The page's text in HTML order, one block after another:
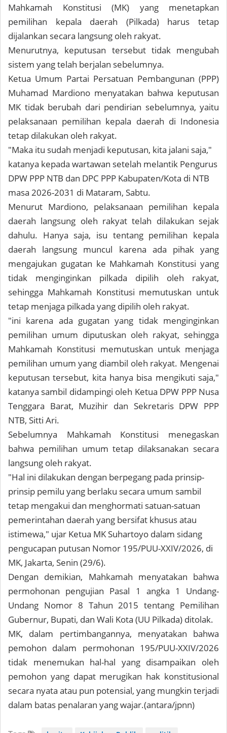
Mahkamah Konstitusi (MK) yang menetapkan
pemilihan kepala daerah (Pilkada) harus tetap
dijalankan secara langsung oleh rakyat.
Menurutnya, keputusan tersebut tidak mengubah
sistem yang telah berjalan sebelumnya.
Ketua Umum Partai Persatuan Pembangunan (PPP)
Muhamad Mardiono menyatakan bahwa keputusan
MK tidak berubah dari pendirian sebelumnya, yaitu
pelaksanaan pemilihan kepala daerah di Indonesia
tetap dilakukan oleh rakyat.
"Maka itu sudah menjadi keputusan, kita jalani saja,"
katanya kepada wartawan setelah melantik Pengurus
DPW PPP NTB dan DPC PPP Kabupaten/Kota di NTB
masa 2026-2031 di Mataram, Sabtu.
Menurut Mardiono, pelaksanaan pemilihan kepala
daerah langsung oleh rakyat telah dilakukan sejak
dahulu. Hanya saja, isu tentang pemilihan kepala
daerah langsung muncul karena ada pihak yang
mengajukan gugatan ke Mahkamah Konstitusi yang
tidak menginginkan pilkada dipilih oleh rakyat,
sehingga Mahkamah Konstitusi memutuskan untuk
tetap menjaga pilkada yang dipilih oleh rakyat.
"ini karena ada gugatan yang tidak menginginkan
pemilihan umum diputuskan oleh rakyat, sehingga
Mahkamah Konstitusi memutuskan untuk menjaga
pemilihan umum yang diambil oleh rakyat. Mengenai
keputusan tersebut, kita hanya bisa mengikuti saja,"
katanya sambil didampingi oleh Ketua DPW PPP Nusa
Tenggara Barat, Muzihir dan Sekretaris DPW PPP
NTB, Sitti Ari.
Sebelumnya Mahkamah Konstitusi menegaskan
bahwa pemilihan umum tetap dilaksanakan secara
langsung oleh rakyat.
"Hal ini dilakukan dengan berpegang pada prinsip-
prinsip pemilu yang berlaku secara umum sambil
tetap mengakui dan menghormati satuan-satuan
pemerintahan daerah yang bersifat khusus atau
istimewa," ujar Ketua MK Suhartoyo dalam sidang
pengucapan putusan Nomor 195/PUU-XXIV/2026, di
MK, Jakarta, Senin (29/6).
Dengan demikian, Mahkamah menyatakan bahwa
permohonan pengujian Pasal 1 angka 1 Undang-
Undang Nomor 8 Tahun 2015 tentang Pemilihan
Gubernur, Bupati, dan Wali Kota (UU Pilkada) ditolak.
MK, dalam pertimbangannya, menyatakan bahwa
pemohon dalam permohonan 195/PUU-XXIV/2026
tidak menemukan hal-hal yang disampaikan oleh
pemohon yang dapat merugikan hak konstitusional
secara nyata atau pun potensial, yang mungkin terjadi
dalam batas penalaran yang wajar.(antara/jpnn)